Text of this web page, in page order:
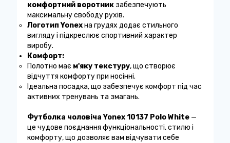
комфортний воротникзабезпечують
максимальну свободу рухів.
Логотип Yonexна грудях додає стильного
вигляду і підкреслює спортивний характер
виробу.
Комфорт:
Полотно має м'яку текстуру, що створює
відчуття комфорту при носінні.
Ідеальна посадка, що забезпечує комфорт під час
активних тренувань та змагань.
Футболка чоловіча Yonex 10137 Polo White—
це чудове поєднання функціональності, стилю і
комфорту, що дозволяє вам відчувати себе